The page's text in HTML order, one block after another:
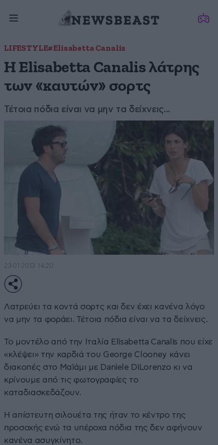
LIFESTYLE#Elisabetta Canalis
Η Elisabetta Canalis λάτρης
των «καυτών» σορτς
Τέτοια πόδια είναι να μην τα δείχνεις...
23·01·2013 14:20
Λατρεύει τα κοντά σορτς και δεν έχει κανένα λόγο
να μην τα φοράει. Τέτοια πόδια είναι να τα δείχνεις.
Το μοντέλο από την Ιταλία Elisabetta Canalis που είχε
«κλέψει» την καρδιά του George Clooney κάνει
διακοπές στο Μαϊάμι με Daniele DiLorenzo κι να
κρίνουμε από τις φωτογραφίες το
καταδιασκεδάζουν.
Η απίστευτη σιλουέτα της ήταν το κέντρο της
προσοχής ενώ τα υπέροχα πόδια της δεν αφήνουν
κανένα ασυγκίνητο.